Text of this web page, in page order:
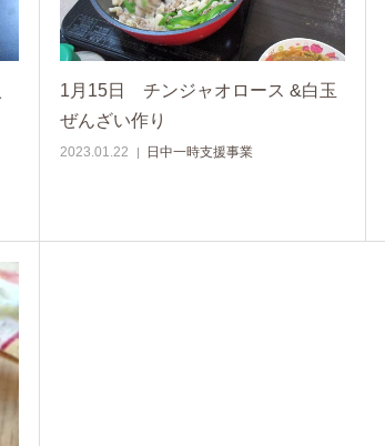
1月15日 チンジャオロース &白玉
ぜんざい作り
2023.01.22 日中一時支援事業